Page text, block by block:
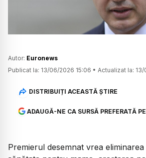
Autor: Euronews
Publicat la: 13/06/2026 15:06 • Actualizat la:
DISTRIBUIȚI ACEASTĂ ȘTIRE
ADAUGĂ-NE CA SURSĂ PREFERATĂ
Premierul desemnat vrea